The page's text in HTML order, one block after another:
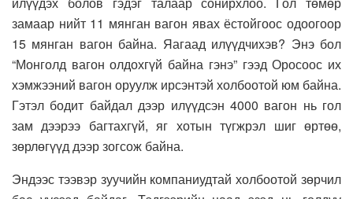
замаар нийт 11 мянган вагон явах ёстойгоос одоогоор
15 мянган вагон байна. Яагаад илүүдчихэв? Энэ бол
“Монголд вагон олдохгүй байна гэнэ” гээд Оросоос их
хэмжээний вагон оруулж ирсэнтэй холбоотой юм байна.
Гэтэл бодит байдал дээр илүүдсэн 4000 вагон нь гол
зам дээрээ багтахгүй, яг хотын түгжрэл шиг өртөө,
зөрлөгүүд дээр зогсож байна.
Эндээс тээвэр зуучийн компаниудтай холбоотой зөрчил